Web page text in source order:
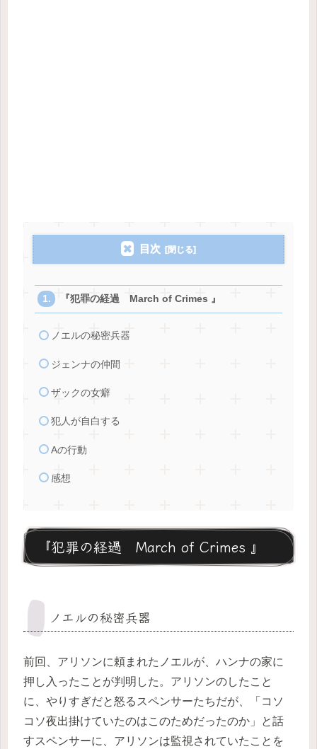
目次
『犯罪の経過 March of Crimes 』
ノエルの秘密兵器
ジェンナの仲間
ザックの女癖
犯人が自白する
Aの行動
感想
『犯罪の経過 March of Crimes 』
ノエルの秘密兵器
前回、アリソンに頼まれたノエルが、ハンナの家に
押し入ったことが判明した。アリソンのしたこと
に、やりすぎだと怒るスペンサーたちだが、「コソ
コソ夜出掛けていたのはこのためだったのか」と話
すスペンサーに、アリソンは監視されていたことを